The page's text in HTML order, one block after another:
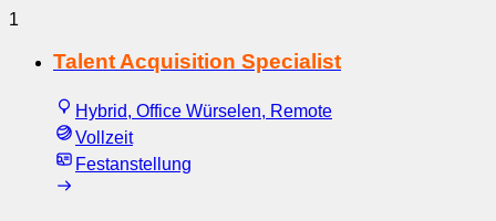
1
Talent Acquisition Specialist
Hybrid, Office Würselen, Remote
Vollzeit
Festanstellung